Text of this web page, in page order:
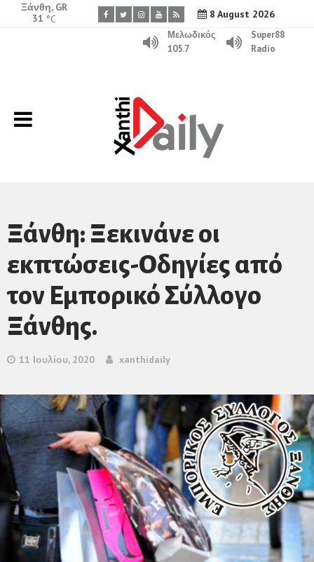
8 August 2026
Ξάνθη, GR
31 °C
Μελωδικός
105.7
Super88
Radio
Ξάνθη: Ξεκινάνε οι
εκπτώσεις-Οδηγίες από
τον Εμπορικό Σύλλογο
Ξάνθης.
11 Ιουλίου, 2020 xanthidaily